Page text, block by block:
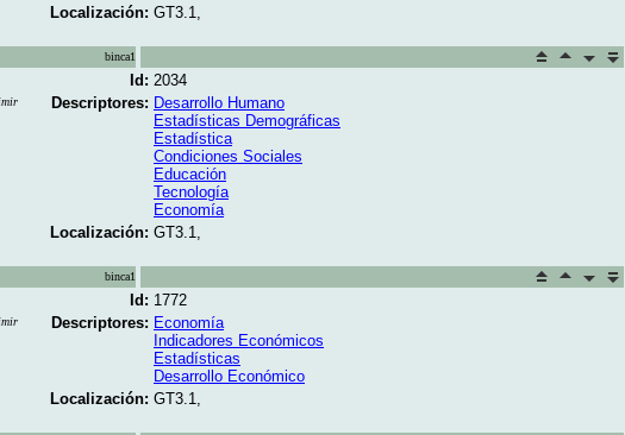
Localización: GT3.1,
binca1
Id: 2034
Descriptores: Desarrollo Humano
Estadísticas Demográficas
Estadística
Condiciones Sociales
Educación
Tecnología
Economía
Localización: GT3.1,
binca1
Id: 1772
Descriptores: Economía
Indicadores Económicos
Estadísticas
Desarrollo Económico
Localización: GT3.1,